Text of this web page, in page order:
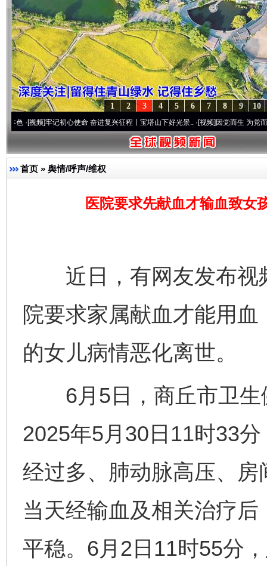
10
9
8
7
6
5
4
3
2
1
牢记初心使命 奋进复兴征程丨宝塔山下好光景..·[视频]因党而生 为党而战——百年“
首页 » 舆情/呼声/维权
医院要求先献血才输血致女
近日，有网友发布视
院要求家属献血才能用
的女儿病情恶化离世。
6月5日，商丘市卫生
2025年5月30日11时33
经过多、肺动脉高压、房
当天经输血及相关治疗
平稳。6月2日11时55分